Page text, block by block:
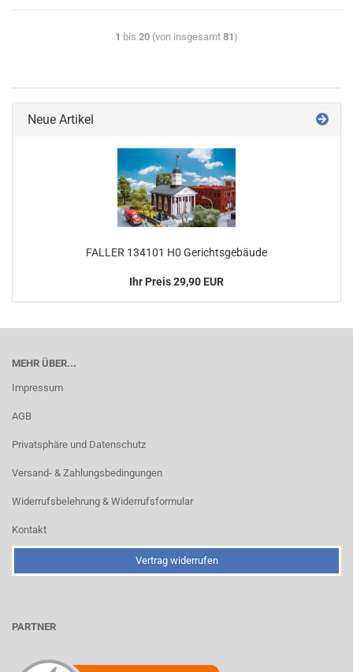
1 bis 20 (von insgesamt 81)
Neue Artikel
FALLER 134101 H0 Gerichtsgebäude
Ihr Preis 29,90 EUR
MEHR ÜBER...
Impressum
AGB
Privatsphäre und Datenschutz
Versand- & Zahlungsbedingungen
Widerrufsbelehrung & Widerrufsformular
Kontakt
Vertrag widerrufen
PARTNER